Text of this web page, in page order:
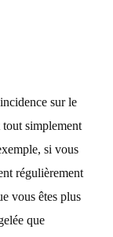
sur le
tout simplement
si vous
régulièrement
vous êtes plus
que